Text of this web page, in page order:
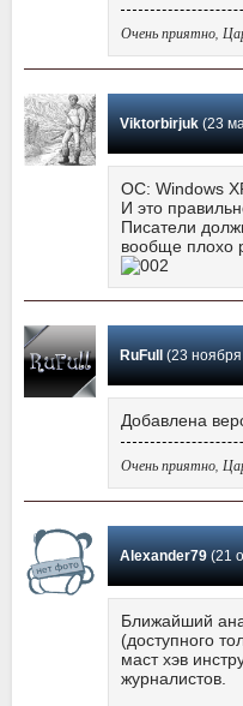
Очень приятно,
Viktorbirjuk(23 мая
ОС: Windows
И это
Писатели
вообще плохо
RuFull (23 ноября
Добавлена
Очень приятно,
Alexander79(21
Ближайший
(доступного
маст хэв
журналистов.